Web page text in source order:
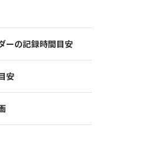
ーの記録時間目安
安